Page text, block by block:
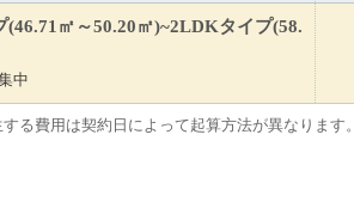
(46.71㎡～50.20㎡)~2LDKタイプ(58.
中
る費用は契約日によって起算方法が異なります。